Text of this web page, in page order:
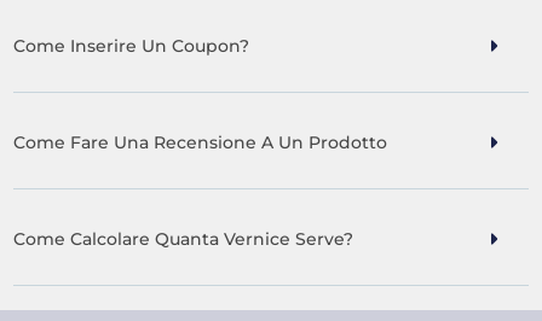
Come Inserire Un Coupon?
Come Fare Una Recensione A Un Prodotto
Come Calcolare Quanta Vernice Serve?